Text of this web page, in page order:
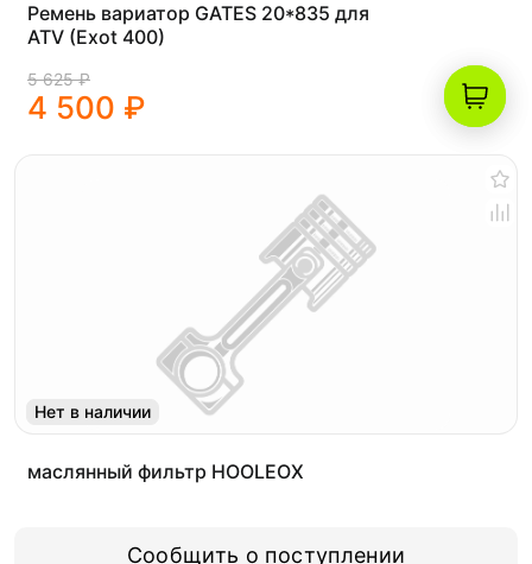
Ремень вариатор GATES 20*835 для
ATV (Exot 400)
5 625 ₽
4 500 ₽
Нет в наличии
маслянный фильтр HOOLEOX
Сообщить о поступлении